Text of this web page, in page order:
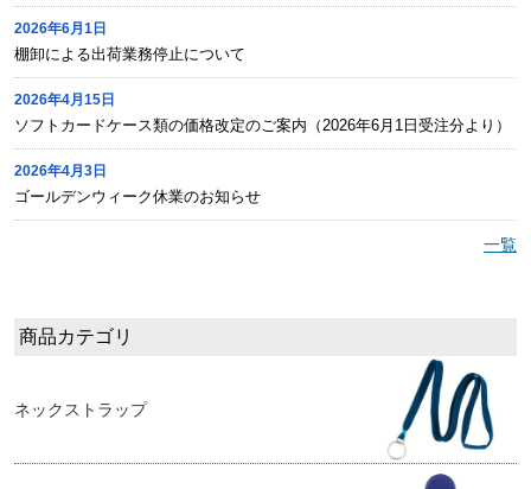
2026年6月1日
棚卸による出荷業務停止について
2026年4月15日
ソフトカードケース類の価格改定のご案内（2026年6月1日受注分より）
2026年4月3日
ゴールデンウィーク休業のお知らせ
一覧
商品カテゴリ
ネックストラップ